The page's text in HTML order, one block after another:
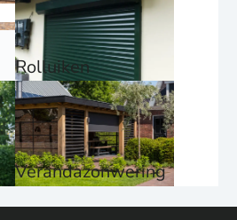
Rolluiken
Verandazonwering